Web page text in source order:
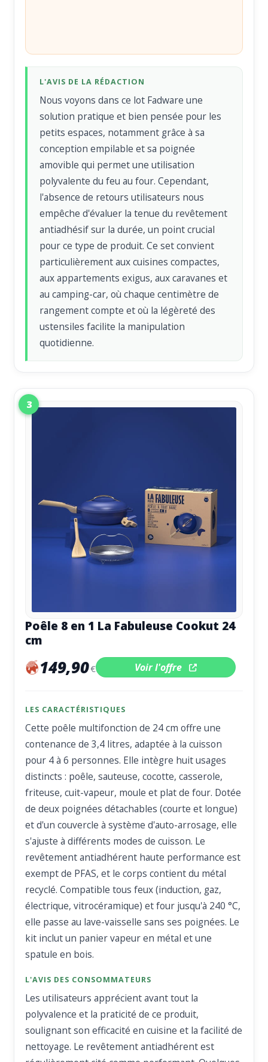
L'AVIS DE LA RÉDACTION
Nous voyons dans ce lot Fadware une
solution pratique et bien pensée pour les
petits espaces, notamment grâce à sa
conception empilable et sa poignée
amovible qui permet une utilisation
polyvalente du feu au four. Cependant,
l'absence de retours utilisateurs nous
empêche d'évaluer la tenue du revêtement
antiadhésif sur la durée, un point crucial
pour ce type de produit. Ce set convient
particulièrement aux cuisines compactes,
aux appartements exigus, aux caravanes et
au camping-car, où chaque centimètre de
rangement compte et où la légèreté des
ustensiles facilite la manipulation
quotidienne.
3
Poêle 8 en 1 La Fabuleuse Cookut 24
cm
149,90€ Voir l'offre
LES CARACTÉRISTIQUES
Cette poêle multifonction de 24 cm offre une
contenance de 3,4 litres, adaptée à la cuisson
pour 4 à 6 personnes. Elle intègre huit usages
distincts : poêle, sauteuse, cocotte, casserole,
friteuse, cuit-vapeur, moule et plat de four. Dotée
de deux poignées détachables (courte et longue)
et d'un couvercle à système d'auto-arrosage, elle
s'ajuste à différents modes de cuisson. Le
revêtement antiadhérent haute performance est
exempt de PFAS, et le corps contient du métal
recyclé. Compatible tous feux (induction, gaz,
électrique, vitrocéramique) et four jusqu'à 240 °C,
elle passe au lave-vaisselle sans ses poignées. Le
kit inclut un panier vapeur en métal et une
spatule en bois.
L'AVIS DES CONSOMMATEURS
Les utilisateurs apprécient avant tout la
polyvalence et la praticité de ce produit,
soulignant son efficacité en cuisine et la facilité de
nettoyage. Le revêtement antiadhérent est